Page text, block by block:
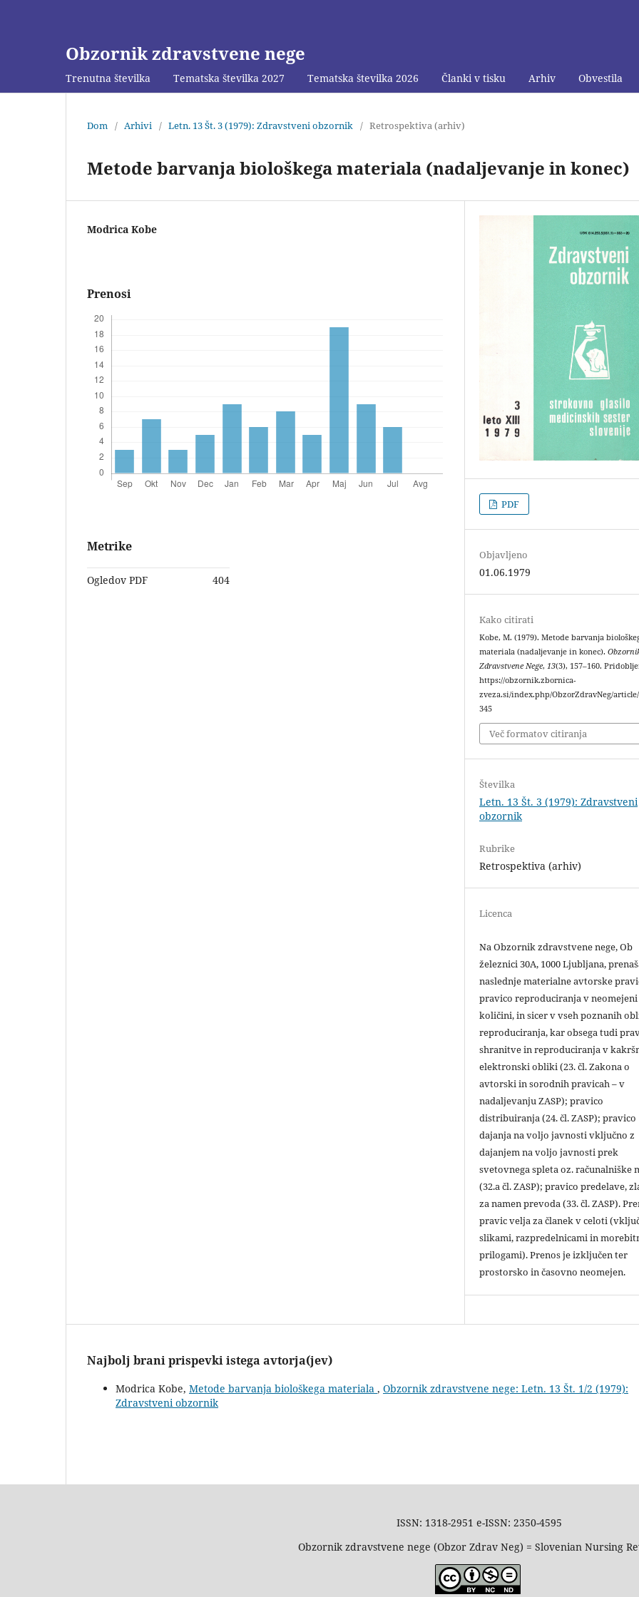
Obzornik zdravstvene nege
Trenutna številka Tematska številka 2027 Tematska številka 2026 Članki v tisku Arhiv Obvestila
Dom / Arhivi / Letn. 13 Št. 3 (1979): Zdravstveni obzornik / Retrospektiva (arhiv)
Metode barvanja biološkega materiala (nadaljevanje in konec)
Modrica Kobe
Prenosi
Metrike
Ogledov PDF 404
PDF
Objavljeno
01.06.1979
Kako citirati
Kobe, M. (1979). Metode barvanja
materiala (nadaljevanje in konec).
Zdravstvene Nege, 13(3), 157–160.
https://obzornik.zbornica-
zveza.si/index.php/ObzorZdravNeg/
345
Več formatov citiranja
Številka
Letn. 13 Št. 3 (1979): Zdravstveni
obzornik
Rubrike
Retrospektiva (arhiv)
Licenca
Na Obzornik zdravstvene nege, Ob
železnici 30A, 1000 Ljubljana,
naslednje materialne avtorske
pravico reproduciranja v neomejeni
količini, in sicer v vseh poznanih
reproduciranja, kar obsega tudi
shranitve in reproduciranja v
elektronski obliki (23. čl. Zakona o
avtorski in sorodnih pravicah – v
nadaljevanju ZASP); pravico
distribuiranja (24. čl. ZASP); pravico
dajanja na voljo javnosti vključno z
dajanjem na voljo javnosti prek
svetovnega spleta oz. računalniške
(32.a čl. ZASP); pravico predelave,
za namen prevoda (33. čl. ZASP).
pravic velja za članek v celoti
slikami, razpredelnicami in
prilogami). Prenos je izključen ter
prostorsko in časovno neomejen.
Najbolj brani prispevki istega avtorja(jev)
Modrica Kobe, Metode barvanja biološkega materiala , Obzornik zdravstvene nege: Letn. 13 Št. 1/2 (1979):
Zdravstveni obzornik
ISSN: 1318-2951 e-ISSN: 2350-4595
Obzornik zdravstvene nege (Obzor Zdrav Neg) = Slovenian Nursing